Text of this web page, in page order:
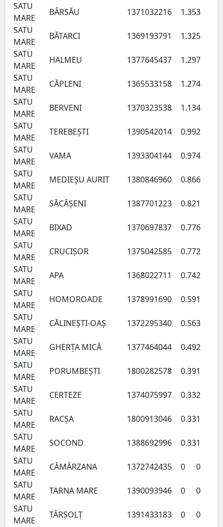
SATU
MARE
BÂRSĂU 1371032216 1.353
SATU
MARE
BĂTARCI 1369193791 1.325
SATU
MARE
HALMEU 1377645437 1.297
SATU
MARE
CĂPLENI 1365533158 1.274
SATU
MARE
BERVENI 1370323538 1.134
SATU
MARE
TEREBEŞTI 1390542014 0.992
SATU
MARE
VAMA 1393304144 0.974
SATU
MARE
MEDIEŞU AURIT 1380846960 0.866
SATU
MARE
SĂCĂŞENI 1387701223 0.821
SATU
MARE
BIXAD 1370697837 0.776
SATU
MARE
CRUCIŞOR 1375042585 0.772
SATU
MARE
APA 1368022711 0.742
SATU
MARE
HOMOROADE 1378991690 0.591
SATU
MARE
CĂLINEŞTI-OAŞ 1372295340 0.563
SATU
MARE
GHERŢA MICĂ 1377464044 0.492
SATU
MARE
PORUMBEŞTI 1800282578 0.391
SATU
MARE
CERTEZE 1374075997 0.332
SATU
MARE
RACŞA 1800913046 0.331
SATU
MARE
SOCOND 1388692996 0.331
SATU
MARE
CĂMĂRZANA 1372742435 0
0
SATU
MARE
TARNA MARE 1390093946 0
0
SATU
MARE
TÂRŞOLŢ 1391433183 0 0